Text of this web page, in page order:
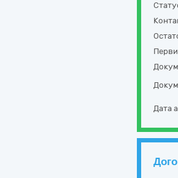
Дата